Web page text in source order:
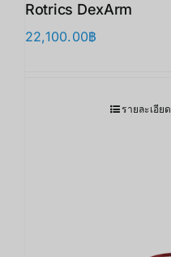
Rotrics DexArm
22,100.00฿
รายละเอียด